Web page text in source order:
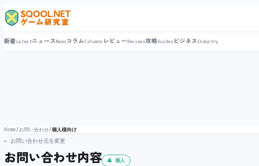
新着LatestニュースNews コラムColumns レビューReviews攻略Guides ビジネスIndustry
Home/お問い合わせ/個人様向け
← お問い合わせ元を変更
お問い合わせ内容 👤 個人